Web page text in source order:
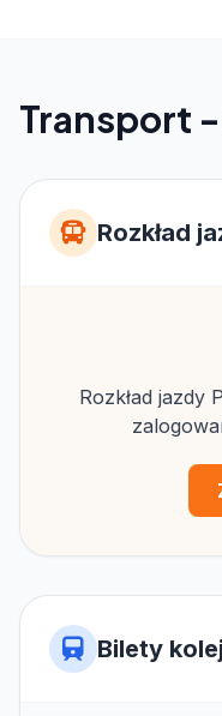
Transport
Rozkład
Rozkład jazdy
Bilety